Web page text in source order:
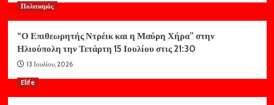
Πολιτισμός
“Ο Επιθεωρητής Ντρέικ και η Μαύρη Χήρα” στην
Ηλιούπολη την Τετάρτη 15 Ιουλίου στις 21:30
13 Ιουλίου, 2026
Elife